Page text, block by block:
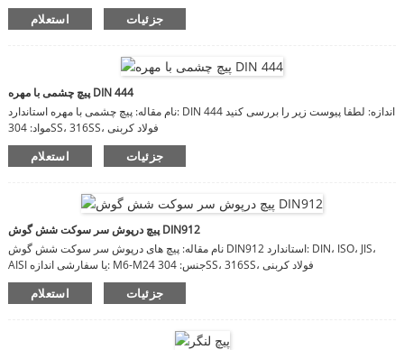
استعلام جزئیات
پیچ چشمی با مهره DIN 444
نام مقاله: پیچ چشمی با مهره استاندارد: DIN 444 اندازه: لطفا پیوست زیر را بررسی کنید
مواد: 304SS، 316SS، فولاد کربنی
استعلام جزئیات
پیچ درپوش سر سوکت شش گوش DIN912
نام مقاله: پیچ های درپوش سر سوکت شش گوش DIN912 استاندارد: DIN، ISO، JIS،
AISI یا سفارشی اندازه: M6-M24 جنس: 304SS، 316SS، فولاد کربنی
استعلام جزئیات